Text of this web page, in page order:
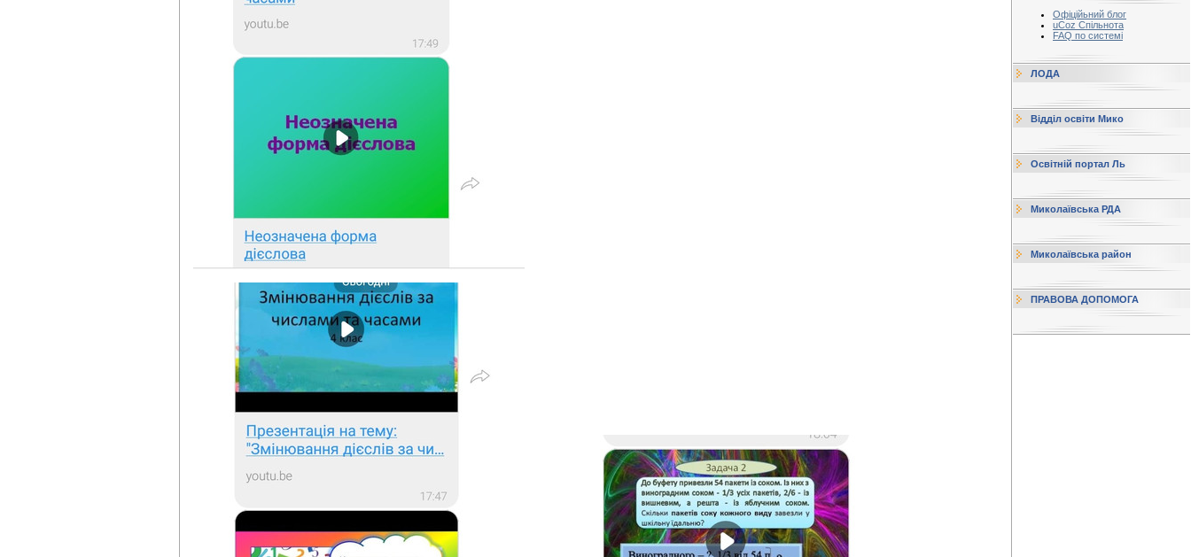
Офіційьний блог
uCoz Спільнота
FAQ по системі
ЛОДА
Відділ освіти Мико
Освітній портал Ль
Миколаївська РДА
Миколаївська район
ПРАВОВА ДОПОМОГА